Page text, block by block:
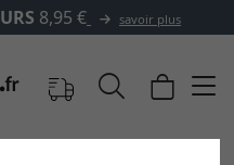
8,95 € savoir plus